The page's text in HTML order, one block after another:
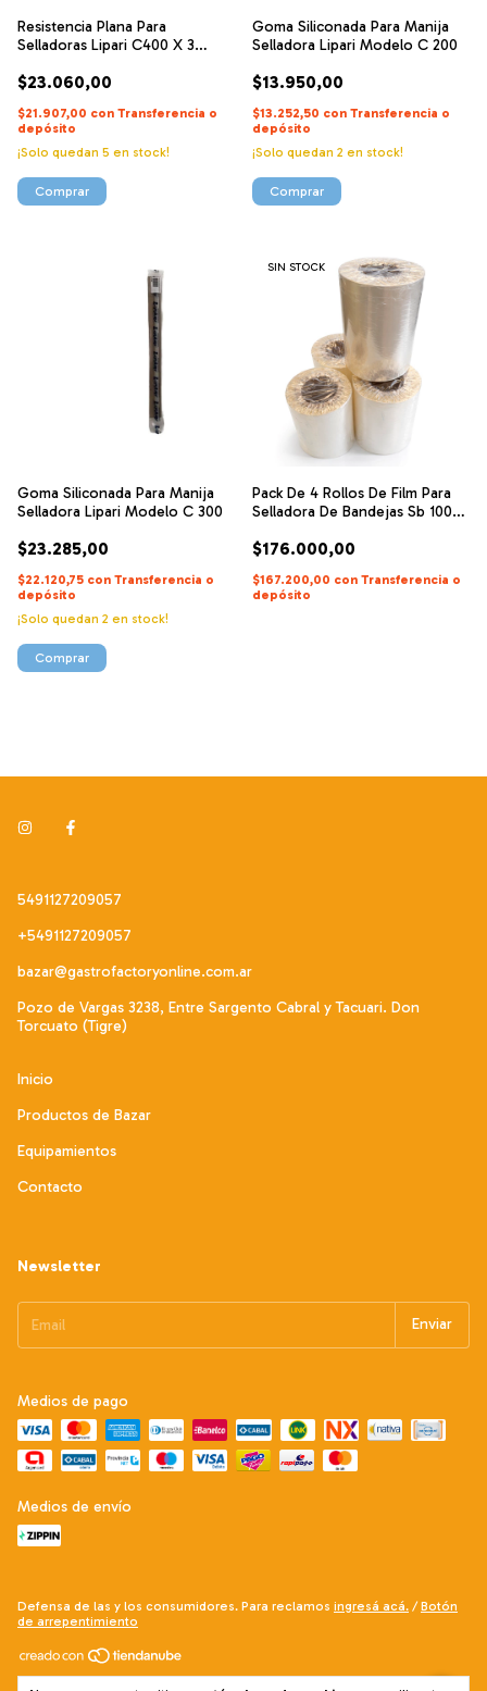
Resistencia Plana Para
Selladoras Lipari C400 X 3
$23.060,00
$21.907,00 con Transferencia o
depósito
¡Solo quedan 5 en stock!
Goma Siliconada Para Manija
Selladora Lipari Modelo C 200
$13.950,00
$13.252,50 con Transferencia o
depósito
¡Solo quedan 2 en stock!
Goma Siliconada Para Manija
Selladora Lipari Modelo C 300
$23.285,00
$22.120,75 con Transferencia o
depósito
¡Solo quedan 2 en stock!
SIN STOCK
Pack De 4 Rollos De Film Para
Selladora De Bandejas Sb 100
$176.000,00
$167.200,00 con Transferencia o
depósito
5491127209057
+5491127209057
bazar@gastrofactoryonline.com.ar
Pozo de Vargas 3238, Entre Sargento Cabral y Tacuari. Don
Torcuato (Tigre)
Inicio
Productos de Bazar
Equipamientos
Contacto
Newsletter
Medios de pago
Medios de envío
Defensa de las y los consumidores. Para reclamos ingresá acá. / Botón
de arrepentimiento
Copyright GASTROFACTORY - 30714981893 - 2026. Todos los derechos